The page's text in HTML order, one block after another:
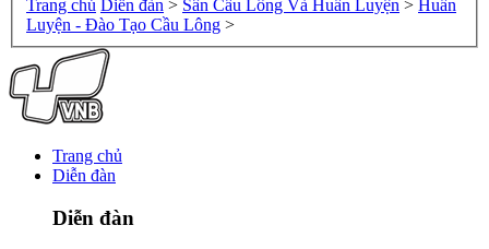
Trang chủ Diễn đàn > Sân Cầu Lông Và Huấn Luyện > Huấn
Luyện - Đào Tạo Cầu Lông >
Trang chủ
Diễn đàn
Diễn đàn